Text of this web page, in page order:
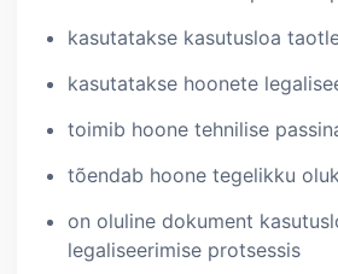
kasutatakse kasutusloa
kasutatakse hoonete
toimib hoone tehnilise
tõendab hoone tegelikku
on oluline dokument
legaliseerimise protsessis